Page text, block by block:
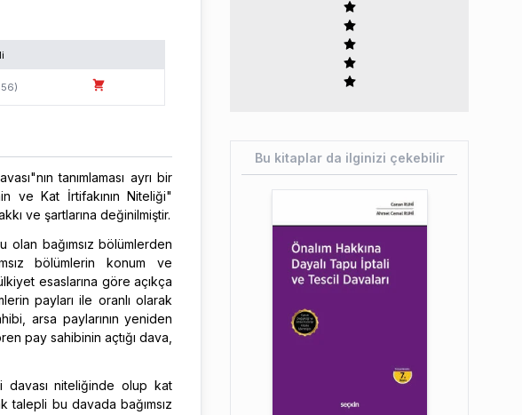
56)
tanımlaması ayrı bir
ve Kat İrtifakının Niteliği"
ve şartlarına değinilmiştir.
olan bağımsız bölümlerden
bölümlerin konum ve
esaslarına göre açıkça
payları ile oranlı olarak
arsa paylarının yeniden
pay sahibinin açtığı dava,
davası niteliğinde olup kat
talepli bu davada bağımsız
Bu kitaplar da ilginizi çekebilir